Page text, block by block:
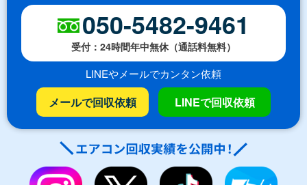
050-5482-9461
受付：24時間年中無休（通話料無料）
LINEやメールでカンタン依頼
メールで回収依頼 LINEで回収依頼